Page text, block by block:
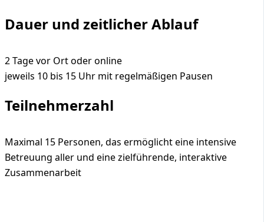
Dauer und zeitlicher Ablauf
2 Tage vor Ort oder online
jeweils 10 bis 15 Uhr mit regelmäßigen Pausen
Teilnehmerzahl
Maximal 15 Personen, das ermöglicht eine intensive
Betreuung aller und eine zielführende, interaktive
Zusammenarbeit